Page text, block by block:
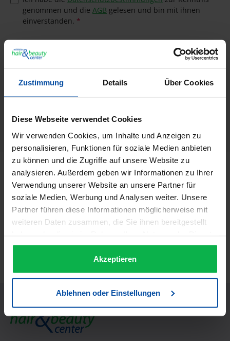
Zustimmung Details Über Cookies
Diese Webseite verwendet Cookies
Wir verwenden Cookies, um Inhalte und Anzeigen zu
personalisieren, Funktionen für soziale Medien anbieten
zu können und die Zugriffe auf unsere Website zu
analysieren. Außerdem geben wir Informationen zu Ihrer
Verwendung unserer Website an unsere Partner für
soziale Medien, Werbung und Analysen weiter. Unsere
Partner führen diese Informationen möglicherweise mit
weiteren Daten zusammen, die Sie ihnen bereitgestellt
gesammelt haben.
Akzeptieren
Ablehnen oder Einstellungen
genommen und die AGB gelesen und bin mit ihnen
einverstanden. *
GTIN/EAN:
4048924620931
Ellen Wille
Herstellernummer:
54235
Beschreibung
Ellen Wille Hairformance Toupet - Jay Das 5-Sterne-Toupet
Jay strahlt Erfolg und Dynamik aus. Es kaschiert mit einer…
Mehr
Informationen zur Produktsicherheit
Trusted Shops Bewertungen